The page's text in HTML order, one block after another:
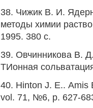
38. Чижик В. И.
методы химии
1995. 380 с.
39. Овчинникова В.
ТИонная
40. Hinton J. Е.. Amis
vol. 71, №6, p. 627-